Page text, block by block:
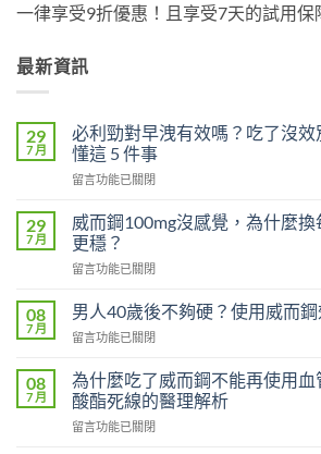
一律享受9折優惠！且享受7天的試用保
最新資訊
29
7 月
必利勁對早洩有效嗎？吃了沒
懂這 5 件事
在
利
勁
對
早
有
嗎？
了
沒
效
留言功能已關閉
29
7 月
威而鋼100mg沒感覺，為什麼
更穩？
在
而
鋼
100mg
感
覺，
什
留言功能已關閉
08
7 月
男人40歲後不夠硬？使用威而
在
人
40
歲
後
留言功能已關閉
08
7 月
為什麼吃了威而鋼不能再使用
酸酯死線的醫理解析
在
留言功能已關閉